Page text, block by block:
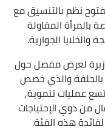
نظم بالتنسيق مع
المقاولة
الجوارية.
لعرض مفصل حول
والذي خصص
تسع عمليات تنموية,
من ذوي الإحتياجات
هذه الفئة.